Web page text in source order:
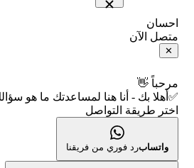
فلتر الأسهم الشرعي
📋 جميع الأسهم
🕌 الأسهم الحلال
👨‍🏫 العلماء والهيئات الشرعية
📈 حاسبة عائد التداول
📊 حاسبة الربح التراكمي
🧮 حاسبة متوسط سعر السهم
📅 التقويم الاقتصادي
🕐 أوقات عمل السوق
شركات التداول النصابة
الإبلاغ عن شركة نصابة
شروط الاستخدام
سياسة الخصوصية
احسان
متصل الآن
✕
مرحباً 👋
✅أهلا بك - أنا هنا لمساعدتك ما هو
اختر طريقة التواصل
واتسابرد فوري من فريقنا